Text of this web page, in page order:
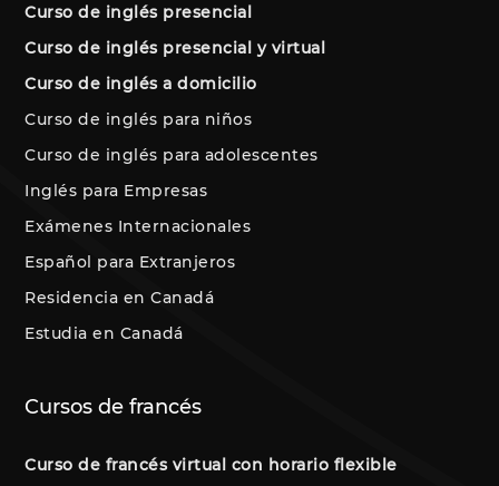
Curso de inglés presencial
Curso de inglés presencial y virtual
Curso de inglés a domicilio
Curso de inglés para niños
Curso de inglés para adolescentes
Inglés para Empresas
Exámenes Internacionales
Español para Extranjeros
Residencia en Canadá
Estudia en Canadá
Cursos de francés
Curso de francés virtual con horario flexible